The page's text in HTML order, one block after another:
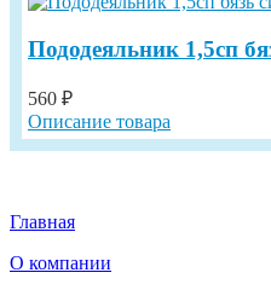
Пододеяльник 1,5сп
560 ₽
Описание товара
Главная
О компании